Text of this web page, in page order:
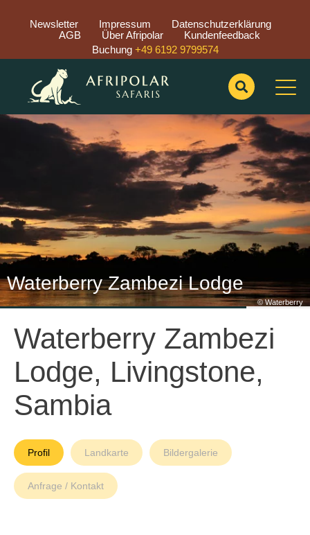
Newsletter Impressum
Datenschutzerklärung
AGB
Über Afripolar
Kundenfeedback
Buchung +49 6192 9799574
Previous
© Waterberry
Waterberry Zambezi Lodge
Waterberry Zambezi
Lodge, Livingstone,
Sambia
Profil Landkarte Bildergalerie
Anfrage / Kontakt